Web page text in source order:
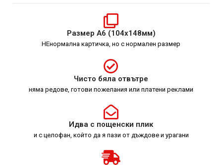
Размер А6 (104х148мм)
НЕнормална картичка, но с нормален размер
Чисто бяла отвътре
няма редове, готови пожелания или платени реклами
Идва с пощенски плик
и с целофан, който да я пази от дъждове и урагани